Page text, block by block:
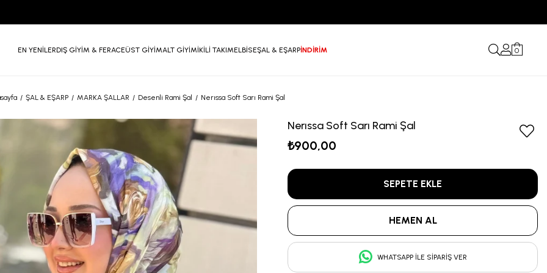
EN YENİLERDIŞ GİYİM & FERACEÜST GİYİMALT GİYİMİKİLİ TAKIMELBİSEŞAL & EŞARPİNDİRİM 0
ŞAL & EŞARP MARKA ŞALLAR Desenli Rami Şal Nerıssa Soft Sarı Rami Şal
Nerıssa Soft Sarı Rami Şal
₺900,00
WHATSAPP İLE SIPARIŞ VER